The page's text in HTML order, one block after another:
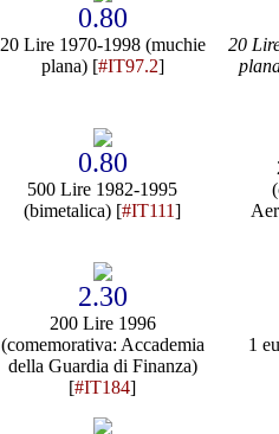
0.80
20 Lire 1970-1998 (muchie
plana) [#IT97.2]
20
0.80
500 Lire 1982-1995
(bimetalica) [#IT111]
2.30
200 Lire 1996
(comemorativa: Accademia
della Guardia di Finanza)
[#IT184]
1